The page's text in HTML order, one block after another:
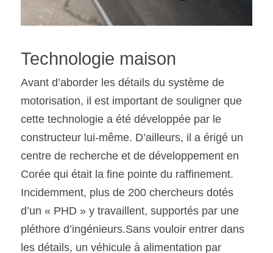
Technologie maison
Avant d’aborder les détails du système de
motorisation, il est important de souligner que
cette technologie a été développée par le
constructeur lui-même. D’ailleurs, il a érigé un
centre de recherche et de développement en
Corée qui était la fine pointe du raffinement.
Incidemment, plus de 200 chercheurs dotés
d’un « PHD » y travaillent, supportés par une
pléthore d’ingénieurs.Sans vouloir entrer dans
les détails, un véhicule à alimentation par